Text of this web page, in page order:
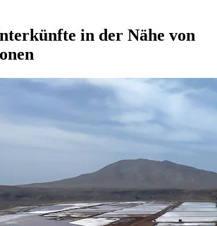
in der Nähe von